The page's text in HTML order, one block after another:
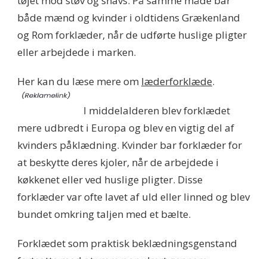
både mænd og kvinder i oldtidens Grækenland
og Rom forklæder, når de udførte huslige pligter
eller arbejdede i marken.
Her kan du læse mere om læderforklæde.
I middelalderen blev forklædet
mere udbredt i Europa og blev en vigtig del af
kvinders påklædning. Kvinder bar forklæder for
at beskytte deres kjoler, når de arbejdede i
køkkenet eller ved huslige pligter. Disse
forklæder var ofte lavet af uld eller linned og blev
bundet omkring taljen med et bælte.
Forklædet som praktisk beklædningsgenstand